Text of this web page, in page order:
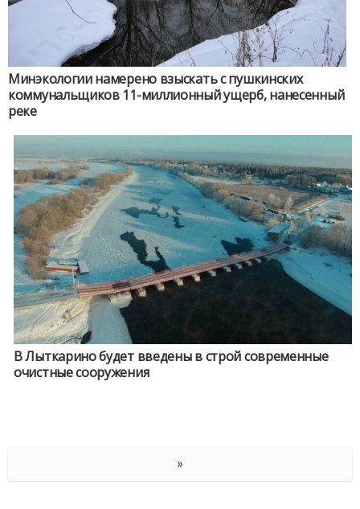
Минэкологии намерено взыскать с пушкинских
коммунальщиков 11-миллионный ущерб, нанесенный
реке
В Лыткарино будет введены в строй современные
очистные сооружения
»